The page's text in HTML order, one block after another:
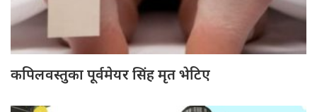
कपिलवस्तुका पूर्वमेयर सिंह मृत भेटिए